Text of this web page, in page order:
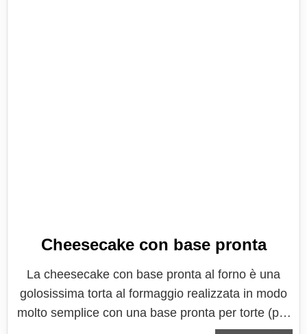
Cheesecake con base pronta
La cheesecake con base pronta al forno è una
golosissima torta al formaggio realizzata in modo
molto semplice con una base pronta per torte (per